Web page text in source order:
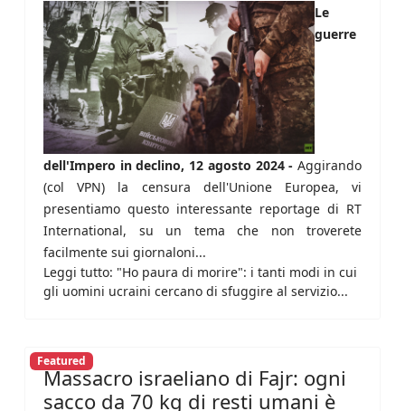
Le
guerre
dell'Impero in declino, 12 agosto 2024 - Aggirando
(col VPN) la censura dell'Unione Europea, vi
presentiamo questo interessante reportage di RT
International, su un tema che non troverete
facilmente sui giornaloni...
Leggi tutto: "Ho paura di morire": i tanti modi in cui
gli uomini ucraini cercano di sfuggire al servizio...
Featured
Massacro israeliano di Fajr: ogni
sacco da 70 kg di resti umani è